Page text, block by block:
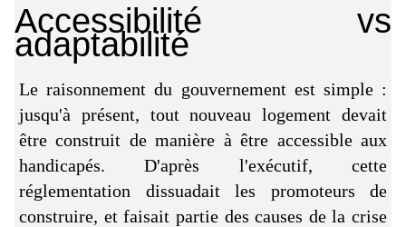
Accessibilité vs
adaptabilité
Le raisonnement du gouvernement est simple :
jusqu'à présent, tout nouveau logement devait
être construit de manière à être accessible aux
handicapés. D'après l'exécutif, cette
réglementation dissuadait les promoteurs de
construire, et faisait partie des causes de la crise